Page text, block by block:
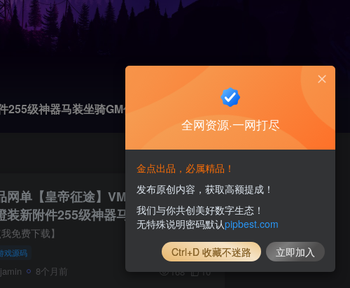
级神器马装坐骑GM任刷装备
网单【皇帝征途】VM一键单机版龙
装新附件255级神器马装坐骑GM任
备_视频教程
我免费下载】
戏源码
jamin 8个月前 168 10
全网资源·一网打尽
金点出品，必属精品！
发布原创内容，获取高额提成！
我们与你共创美好数字生态！
无特殊说明密码默认pipbest.com
Ctrl+D 收藏不迷路 立即加入